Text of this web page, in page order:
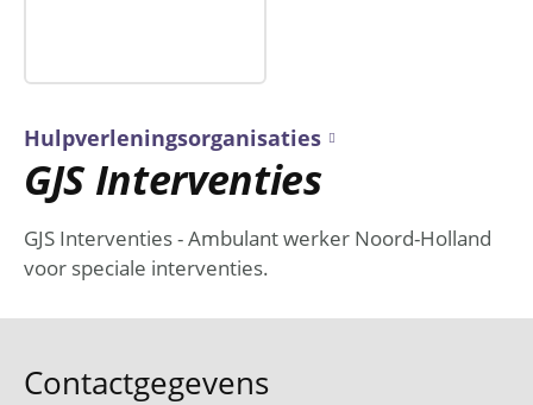
Hulpverleningsorganisaties
GJS Interventies
GJS Interventies - Ambulant werker Noord-Holland
voor speciale interventies.
Contactgegevens